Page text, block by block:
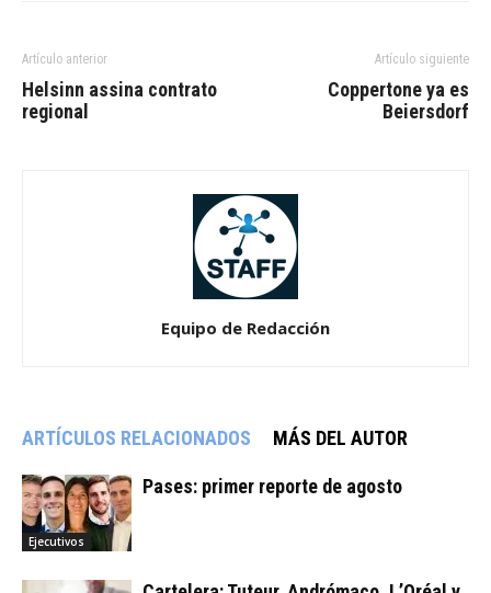
Artículo anterior
Helsinn assina contrato
regional
Artículo siguiente
Coppertone ya es
Beiersdorf
Equipo de Redacción
ARTÍCULOS RELACIONADOS MÁS DEL AUTOR
Ejecutivos
Pases: primer reporte de agosto